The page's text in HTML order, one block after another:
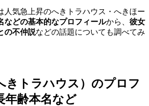
人気急上昇のへきトラハウス・へきほー
などの基本的なプロフィールから、 彼女
の不仲説などの話題についても調べてみ
きトラハウス）のプロフ
年齢本名など